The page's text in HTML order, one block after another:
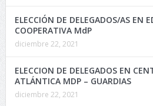
ELECCIÓN DE DELEGADOS/AS EN
COOPERATIVA MdP
diciembre 22, 2021
ELECCION DE DELEGADOS EN
ATLÁNTICA MDP – GUARDIAS
diciembre 22, 2021